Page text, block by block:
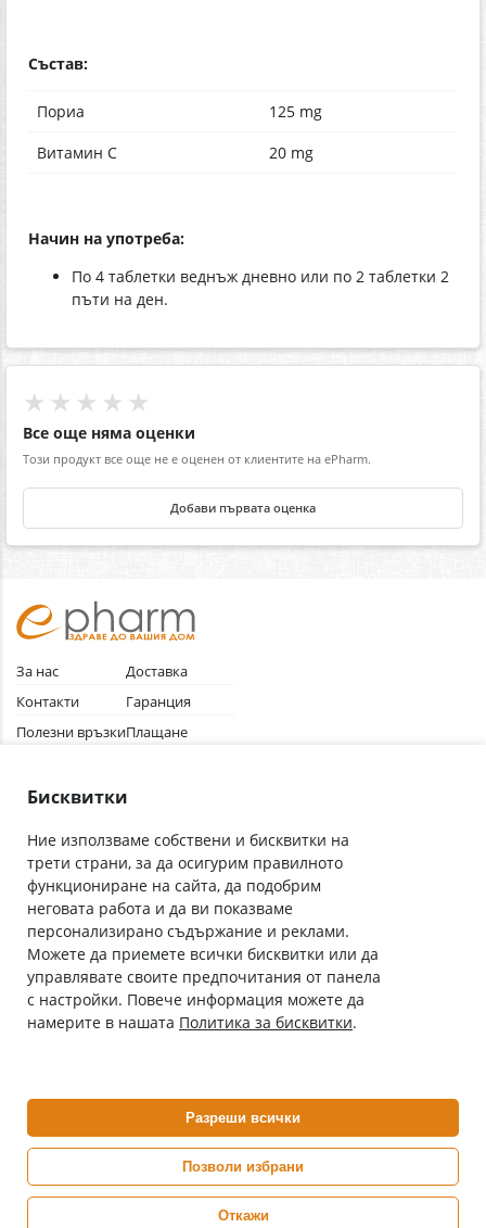
Състав:
Пориа
125 mg
Витамин С
20 mg
Начин на употреба:
По 4 таблетки веднъж дневно или по 2 таблетки 2
пъти на ден.
★★★★★
Все още няма оценки
Този продукт все още не е оценен от клиентите на ePharm.
Добави първата оценка
За нас
Контакти
Полезни връзки
Общи условия
Доставка
Гаранция
Плащане
Абонирай се за нашия бюлетин
С абонамента се съгласявам сПолитиката за лични данни.
Онлайн аптека, част от аптеки „Ванчева“
ePharm е лицензирана онлайн аптека от
Изпълнителна Агенция по Лекарствата
0882 444 666
Бисквитки
Ние използваме собствени и бисквитки на
трети страни, за да осигурим правилното
функциониране на сайта, да подобрим
неговата работа и да ви показваме
персонализирано съдържание и реклами.
Можете да приемете всички бисквитки или да
управлявате своите предпочитания от панела
с настройки. Повече информация можете да
намерите в нашата Политика за бисквитки.
Разреши всички
Позволи избрани
Откажи